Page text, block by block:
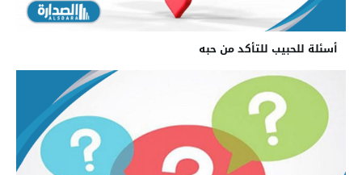
أسئلة للحبيب للتأكد من حبه